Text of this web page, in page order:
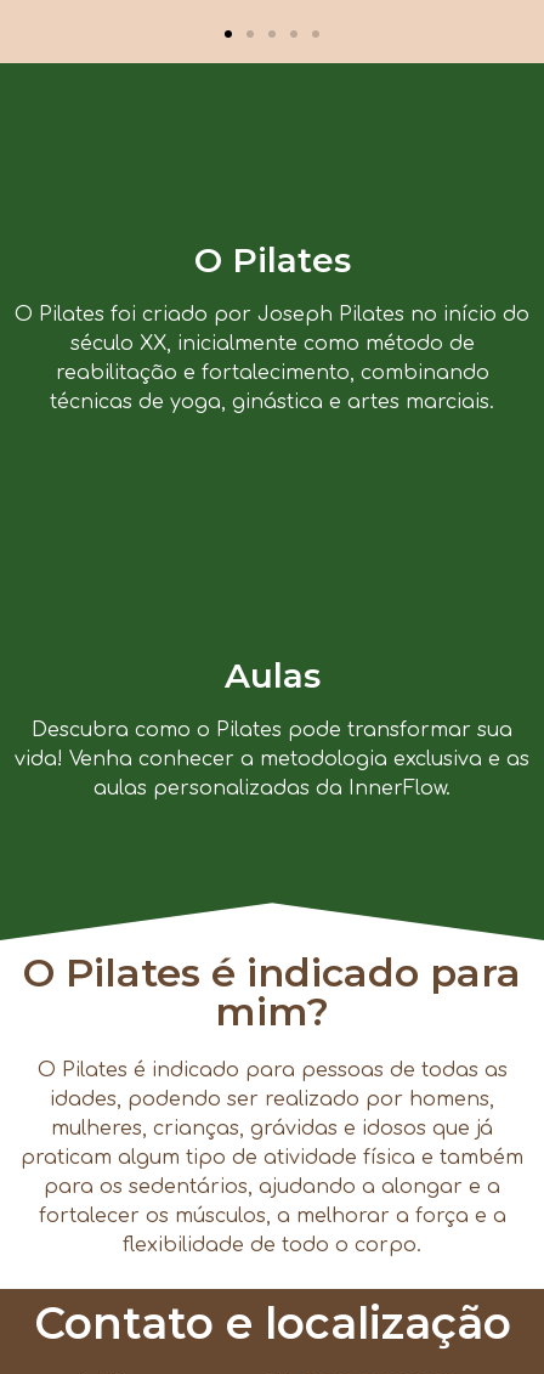
O Pilates
O Pilates foi criado por Joseph Pilates no início do
século XX, inicialmente como método de
reabilitação e fortalecimento, combinando
técnicas de yoga, ginástica e artes marciais.
Aulas
Descubra como o Pilates pode transformar sua
vida! Venha conhecer a metodologia exclusiva e as
aulas personalizadas da InnerFlow.
O Pilates é indicado para
mim?
O Pilates é indicado para pessoas de todas as
idades, podendo ser realizado por homens,
mulheres, crianças, grávidas e idosos que já
praticam algum tipo de atividade física e também
para os sedentários, ajudando a alongar e a
fortalecer os músculos, a melhorar a força e a
flexibilidade de todo o corpo.
Contato e localização